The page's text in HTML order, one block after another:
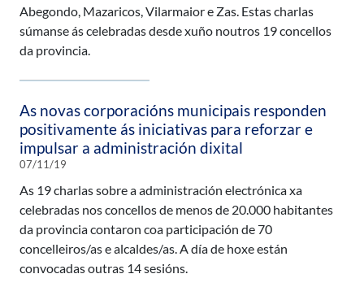
Abegondo, Mazaricos, Vilarmaior e Zas. Estas charlas
súmanse ás celebradas desde xuño noutros 19 concellos
da provincia.
As novas corporacións municipais responden
positivamente ás iniciativas para reforzar e
impulsar a administración dixital
07/11/19
As 19 charlas sobre a administración electrónica xa
celebradas nos concellos de menos de 20.000 habitantes
da provincia contaron coa participación de 70
concelleiros/as e alcaldes/as. A día de hoxe están
convocadas outras 14 sesións.